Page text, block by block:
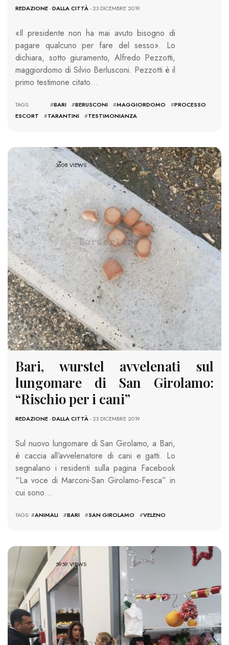
REDAZIONE-DALLA CITTÀ- 23 DICEMBRE 2019
«Il presidente non ha mai avuto bisogno di
pagare qualcuno per fare del sesso». Lo
dichiara, sotto giuramento, Alfredo Pezzotti,
maggiordomo di Silvio Berlusconi. Pezzotti è il
primo testimone citato…
TAGS: #BARI #BERUSCONI #MAGGIORDOMO #PROCESSO
ESCORT
#TARANTINI #TESTIMONIANZA
3608 VIEWS
Bari, wurstel avvelenati sul
lungomare di San Girolamo:
“Rischio per i cani”
REDAZIONE-DALLA CITTÀ- 23 DICEMBRE 2019
Sul nuovo lungomare di San Girolamo, a Bari,
è caccia all’avvelenatore di cani e gatti. Lo
segnalano i residenti sulla pagina Facebook
“La voce di Marconi-San Girolamo-Fesca” in
cui sono…
TAGS: #ANIMALI #BARI #SAN GIROLAMO #VELENO
5959 VIEWS